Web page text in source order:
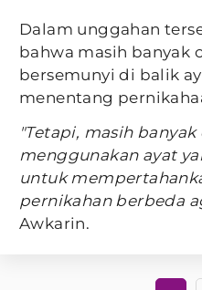
Dalam unggahan
bahwa masih banyak
bersemunyi di balik
menentang
"Tetapi, masih
menggunakan ayat
untuk
pernikahan berbeda
Awkarin.